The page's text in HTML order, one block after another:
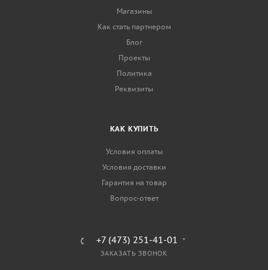
Магазины
Как стать партнером
Блог
Проекты
Политика
Реквизиты
КАК КУПИТЬ
Условия оплаты
Условия доставки
Гарантия на товар
Вопрос-ответ
+7 (473) 251-41-01
ЗАКАЗАТЬ ЗВОНОК